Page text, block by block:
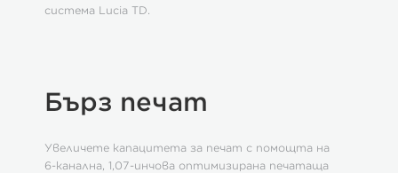
система Lucia TD.
Бърз печат
Увеличете капацитета за печат с помощта на
6-канална, 1,07-инчова оптимизирана печатаща